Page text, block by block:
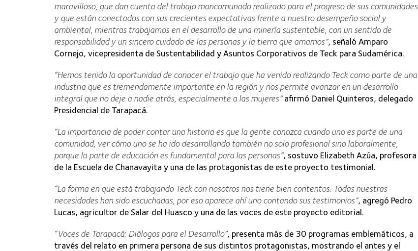
maravilloso, que dan cuenta del trabajo mancomunado realizado para el progreso de sus comunidades
y que están conectados con sus crecientes expectativas frente a nuestro desempeño social y
ambiental, mientras trabajamos en el desarrollo de una minería sustentable, con un sentido de
responsabilidad y un sincero cuidado de las personas y la tierra que amamos”, señaló Amparo
Cornejo, vicepresidenta de Sustentabilidad y Asuntos Corporativos de Teck para Sudamérica.
“Hemos tenido la oportunidad de conocer el trabajo que ha venido realizando Teck como parte de una
industria que es tremendamente importante en la región y nos permite avanzar en un desarrollo
integral que no deje a nadie atrás, especialmente a las mujeres”afirmó Daniel Quinteros, delegado
Presidencial de Tarapacá.
“La importancia de poder contar una historia es que la gente conozca cuando uno es parte de una
comunidad, ver cómo uno se ha ido desarrollando también no solo profesional sino laboralmente,
porque la parte de educación es fundamental para las personas”, sostuvo Elizabeth Azúa, profesora
de la Escuela de Chanavayita y una de las protagonistas de este proyecto testimonial.
“La forma en que está trabajando Teck con nosotros nos tiene bien contentos. Todas nuestras
necesidades han sido escuchadas, por eso aparece ahí uno contando sus testimonios”, agregó Pedro
Lucas, agricultor de Salar del Huasco y una de las voces de este proyecto editorial.
“Voces de Tarapacá: Diálogos para el Desarrollo”, presenta más de 30 programas emblemáticos, a
través del relato en primera persona de sus distintos protagonistas, mostrando el antes y el